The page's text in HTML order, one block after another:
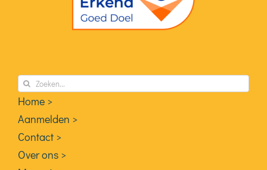
Zoeken
naar:
Home >
Aanmelden >
Contact >
Over ons >